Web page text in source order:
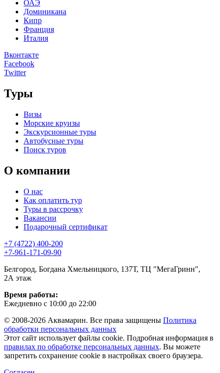
ОАЭ
Доминикана
Кипр
Франция
Италия
Вконтакте
Facebook
Twitter
Туры
Визы
Морские круизы
Экскурсионные туры
Автобусные туры
Поиск туров
О компании
О нас
Как оплатить тур
Туры в рассрочку
Вакансии
Подарочный сертификат
+7 (4722) 400-200
+7-961-171-09-90
Белгород, Богдана Хмельницкого, 137Т, ТЦ "МегаГринн",
2А этаж
Время работы:
Ежедневно с 10:00 до 22:00
© 2008-2026 Аквамарин. Все права защищены Политика
обработки персональных данных
Этот сайт использует файлы cookie. Подробная информация в
правилах по обработке персональных данных. Вы можете
запретить сохранение cookie в настройках своего браузера.